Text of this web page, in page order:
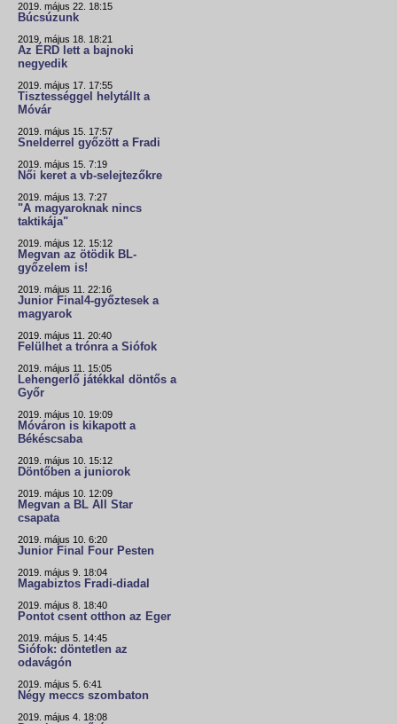
2019. május 22. 18:15
Búcsúzunk
2019. május 18. 18:21
Az ÉRD lett a bajnoki
negyedik
2019. május 17. 17:55
Tisztességgel helytállt a
Móvár
2019. május 15. 17:57
Snelderrel győzött a Fradi
2019. május 15. 7:19
Női keret a vb-selejtezőkre
2019. május 13. 7:27
"A magyaroknak nincs
taktikája"
2019. május 12. 15:12
Megvan az ötödik BL-
győzelem is!
2019. május 11. 22:16
Junior Final4-győztesek a
magyarok
2019. május 11. 20:40
Felülhet a trónra a Siófok
2019. május 11. 15:05
Lehengerlő játékkal döntős a
Győr
2019. május 10. 19:09
Móváron is kikapott a
Békéscsaba
2019. május 10. 15:12
Döntőben a juniorok
2019. május 10. 12:09
Megvan a BL All Star
csapata
2019. május 10. 6:20
Junior Final Four Pesten
2019. május 9. 18:04
Magabiztos Fradi-diadal
2019. május 8. 18:40
Pontot csent otthon az Eger
2019. május 5. 14:45
Siófok: döntetlen az
odavágón
2019. május 5. 6:41
Négy meccs szombaton
2019. május 4. 18:08